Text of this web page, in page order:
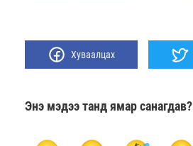
Хуваалцах
Энэ мэдээ танд ямар санагдав?